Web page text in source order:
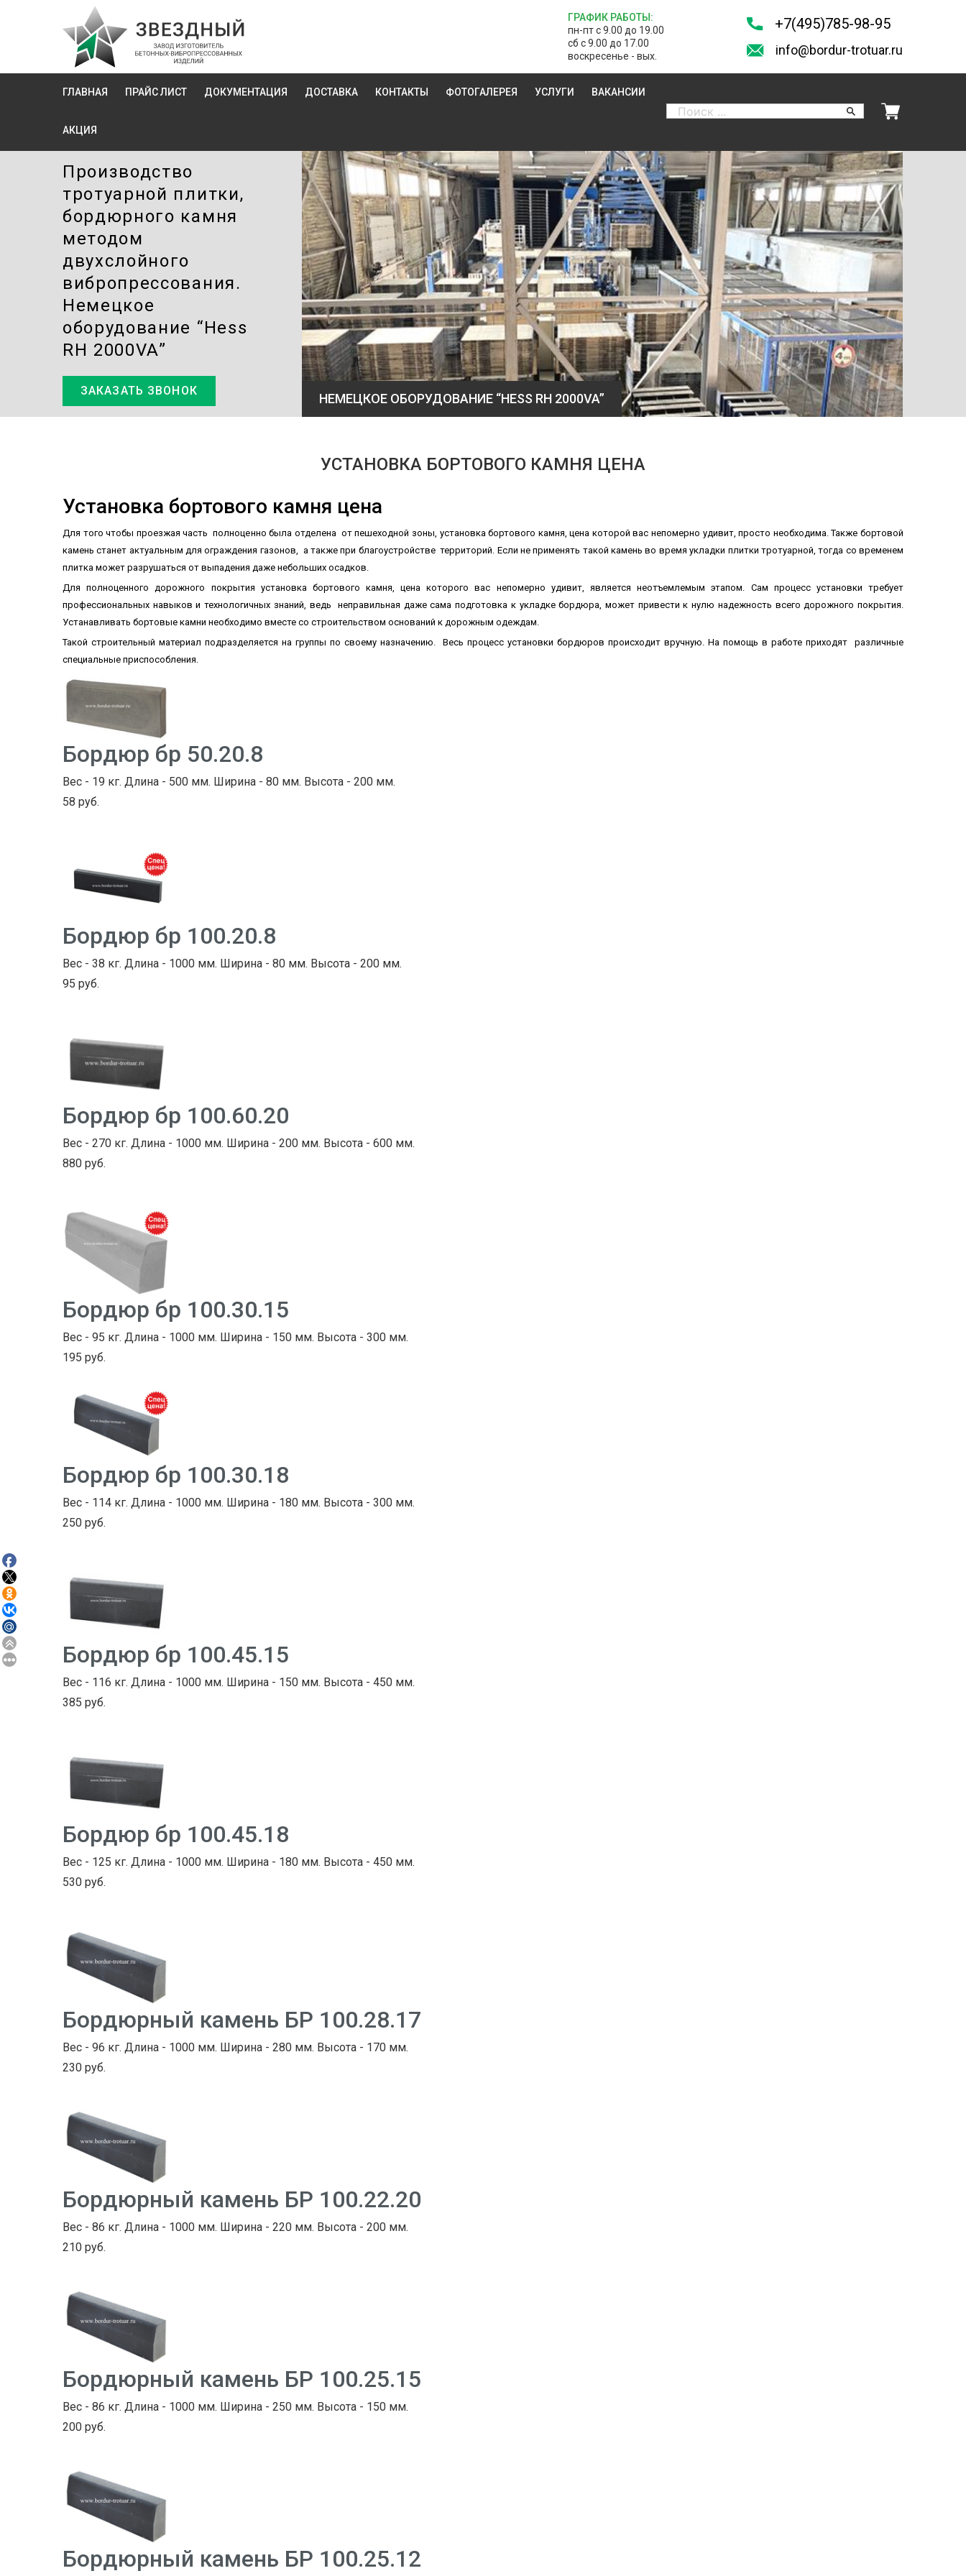
ГРАФИК РАБОТЫ:
пн-пт с 9.00 до 19.00
сб с 9.00 до 17.00
воскресенье - вых.
+7(495)785-98-95
info@bordur-trotuar.ru
ГЛАВНАЯ ПРАЙС ЛИСТ ДОКУМЕНТАЦИЯ ДОСТАВКА КОНТАКТЫ ФОТОГАЛЕРЕЯ УСЛУГИ ВАКАНСИИ
АКЦИЯ
Производство
тротуарной плитки,
бордюрного камня
методом
двухслойного
вибропресcования.
Немецкое
оборудование “Hess
RH 2000VA”
ЗАКАЗАТЬ ЗВОНОК
НЕМЕЦКОЕ ОБОРУДОВАНИЕ “HESS RH 2000VA”
УСТАНОВКА БОРТОВОГО КАМНЯ ЦЕНА
Установка бортового камня цена
Для того чтобы проезжая часть полноценно была отделена от пешеходной зоны, установка бортового камня, цена которой вас непомерно удивит, просто необходима. Также бортовой
камень станет актуальным для ограждения газонов, а также при благоустройстве территорий. Если не применять такой камень во время укладки плитки тротуарной, тогда со временем
плитка может разрушаться от выпадения даже небольших осадков.
Для полноценного дорожного покрытия установка бортового камня, цена которого вас непомерно удивит, является неотъемлемым этапом. Сам процесс установки требует
профессиональных навыков и технологичных знаний, ведь неправильная даже сама подготовка к укладке бордюра, может привести к нулю надежность всего дорожного покрытия.
Устанавливать бортовые камни необходимо вместе со строительством оснований к дорожным одеждам.
Такой строительный материал подразделяется на группы по своему назначению. Весь процесс установки бордюров происходит вручную. На помощь в работе приходят различные
специальные приспособления.
Бордюр бр 50.20.8
Вес - 19 кг. Длина - 500 мм. Ширина - 80 мм. Высота - 200 мм.
58 руб.
Бордюр бр 100.20.8
Вес - 38 кг. Длина - 1000 мм. Ширина - 80 мм. Высота - 200 мм.
95 руб.
Бордюр бр 100.60.20
Вес - 270 кг. Длина - 1000 мм. Ширина - 200 мм. Высота - 600 мм.
880 руб.
Бордюр бр 100.30.15
Вес - 95 кг. Длина - 1000 мм. Ширина - 150 мм. Высота - 300 мм.
195 руб.
Бордюр бр 100.30.18
Вес - 114 кг. Длина - 1000 мм. Ширина - 180 мм. Высота - 300 мм.
250 руб.
Бордюр бр 100.45.15
Вес - 116 кг. Длина - 1000 мм. Ширина - 150 мм. Высота - 450 мм.
385 руб.
Бордюр бр 100.45.18
Вес - 125 кг. Длина - 1000 мм. Ширина - 180 мм. Высота - 450 мм.
530 руб.
Бордюрный камень БР 100.28.17
Вес - 96 кг. Длина - 1000 мм. Ширина - 280 мм. Высота - 170 мм.
230 руб.
Бордюрный камень БР 100.22.20
Вес - 86 кг. Длина - 1000 мм. Ширина - 220 мм. Высота - 200 мм.
210 руб.
Бордюрный камень БР 100.25.15
Вес - 86 кг. Длина - 1000 мм. Ширина - 250 мм. Высота - 150 мм.
200 руб.
Бордюрный камень БР 100.25.12